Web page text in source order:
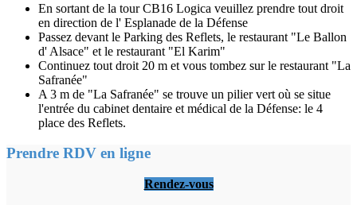
En sortant de la tour CB16 Logica veuillez prendre tout droit
en direction de l' Esplanade de la Défense
Passez devant le Parking des Reflets, le restaurant "Le Ballon
d' Alsace" et le restaurant "El Karim"
Continuez tout droit 20 m et vous tombez sur le restaurant "La
Safranée"
A 3 m de "La Safranée" se trouve un pilier vert où se situe
l'entrée du cabinet dentaire et médical de la Défense: le 4
place des Reflets.
Prendre RDV en ligne
Rendez-vous